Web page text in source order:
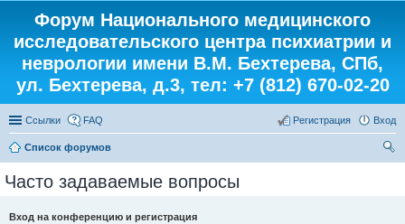
Форум Национального медицинского
исследовательского центра психиатрии и
неврологии имени В.М. Бехтерева, СПб,
ул. Бехтерева, д.3, тел: +7 (812) 670-02-20
Ссылки FAQ Вход
Регистрация
Список форумов
Часто задаваемые вопросы
Вход на конференцию и регистрация